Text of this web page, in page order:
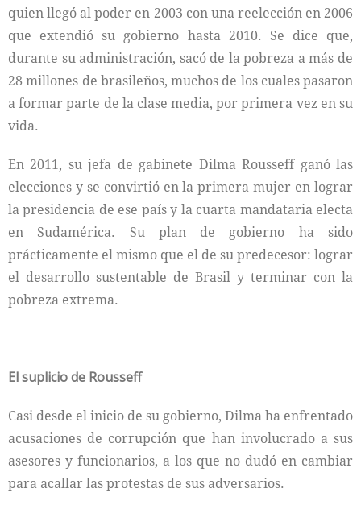
quien llegó al poder en 2003 con una reelección en 2006
que extendió su gobierno hasta 2010. Se dice que,
durante su administración, sacó de la pobreza a más de
28 millones de brasileños, muchos de los cuales pasaron
a formar parte de la clase media, por primera vez en su
vida.
En 2011, su jefa de gabinete Dilma Rousseff ganó las
elecciones y se convirtió en la primera mujer en lograr
la presidencia de ese país y la cuarta mandataria electa
en Sudamérica. Su plan de gobierno ha sido
prácticamente el mismo que el de su predecesor: lograr
el desarrollo sustentable de Brasil y terminar con la
pobreza extrema.
El suplicio de Rousseff
Casi desde el inicio de su gobierno, Dilma ha enfrentado
acusaciones de corrupción que han involucrado a sus
asesores y funcionarios, a los que no dudó en cambiar
para acallar las protestas de sus adversarios.